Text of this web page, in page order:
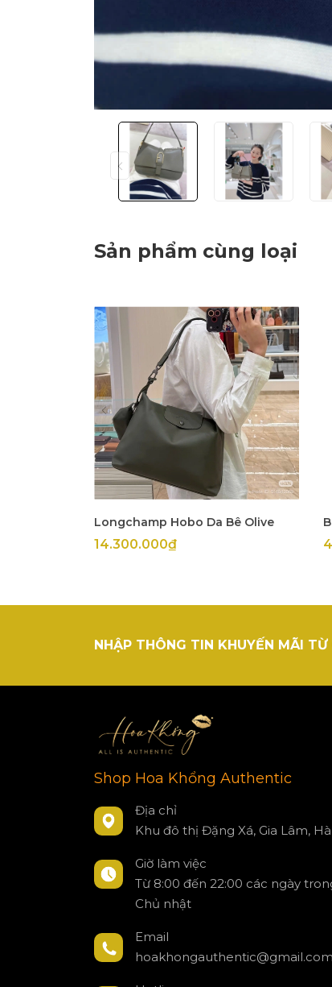
Sản phẩm cùng loại
Longchamp Hobo Da Bê Olive
14.300.000₫
NHẬP THÔNG TIN KHUYẾN MÃI TỪ
Shop Hoa Khổng Authentic
Địa chỉ
Khu đô thị Đặng Xá, Gia Lâm,
Giờ làm việc
Từ 8:00 đến 22:00 các ngày
Chủ nhật
Email
hoakhongauthentic@gmail.com